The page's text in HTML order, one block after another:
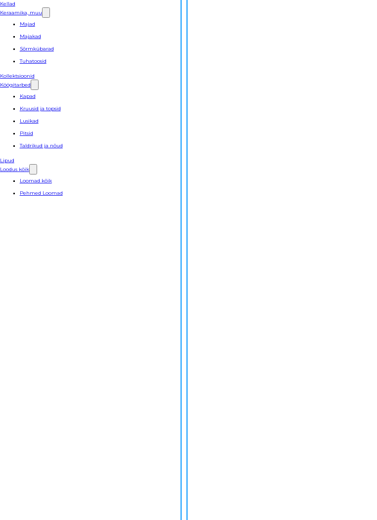
Kellad
Keraamika, muu
Majad
Majakad
Sõrmkübarad
Tuhatoosid
Kollektsioonid
Köögitarbed
Kapad
Kruusid ja topsid
Lusikad
Pitsid
Taldrikud ja nõud
Lipud
Loodus kõik
Loomad kõik
Pehmed Loomad